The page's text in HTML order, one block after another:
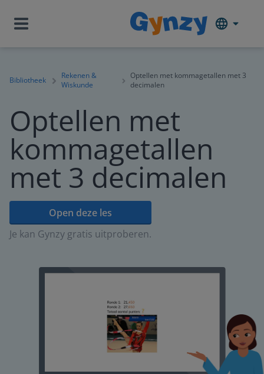
Bibliotheek
Rekenen &
Wiskunde
Optellen met kommagetallen met 3
decimalen
Optellen met
kommagetallen
met 3 decimalen
Open deze les
Je kan Gynzy gratis uitproberen.